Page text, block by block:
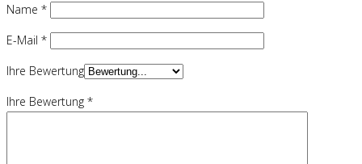
Name *
E-Mail *
Ihre Bewertung
Ihre Bewertung *